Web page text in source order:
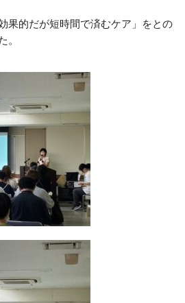
果的だが短時間で済むケア」をとの
。